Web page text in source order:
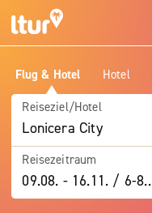
Flug & Hotel Hotel
Reiseziel/Hotel
Lonicera City
Reisezeitraum
09.08. -16.11. / 6-8 Tage